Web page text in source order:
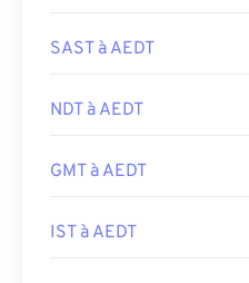
SAST à AEDT
NDT à AEDT
GMT à AEDT
IST à AEDT